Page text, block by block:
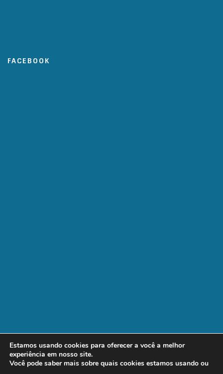
FACEBOOK
Estamos usando cookies para oferecer a você a melhor
experiência em nosso site.
Você pode saber mais sobre quais cookies estamos usando ou